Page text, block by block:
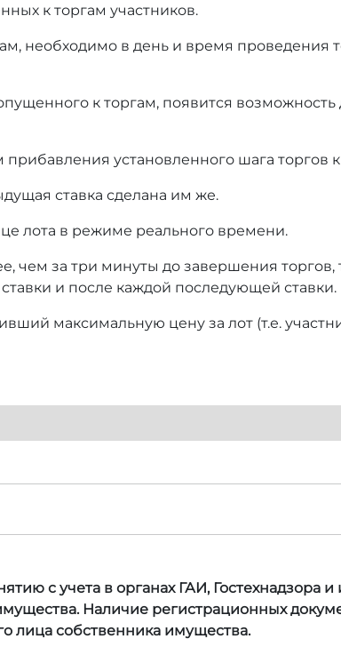
к торгам участников.
необходимо в день и время проведения
к торгам, появится возможность
установленного шага торгов
ставка сделана им же.
лота в режиме реального времени.
чем за три минуты до завершения торгов,
и после каждой последующей ставки.
максимальную цену за лот (т.е.
с учета в органах ГАИ, Гостехнадзора
Наличие регистрационных
лица собственника имущества.